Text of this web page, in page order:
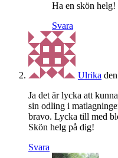
Ha en skön helg!
Svara
Ulrika
Ja det är lycka att
sin odling i
bravo. Lycka till med
Skön helg på dig!
Svara